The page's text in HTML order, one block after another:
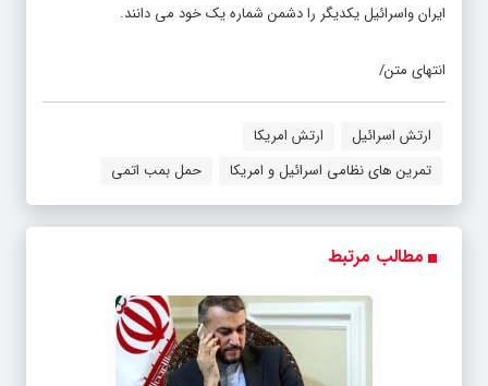
ارتش اسرائیل
ارتش امریکا
تمرین های نظامی اسرائیل و امریکا
مطالب مرتبط